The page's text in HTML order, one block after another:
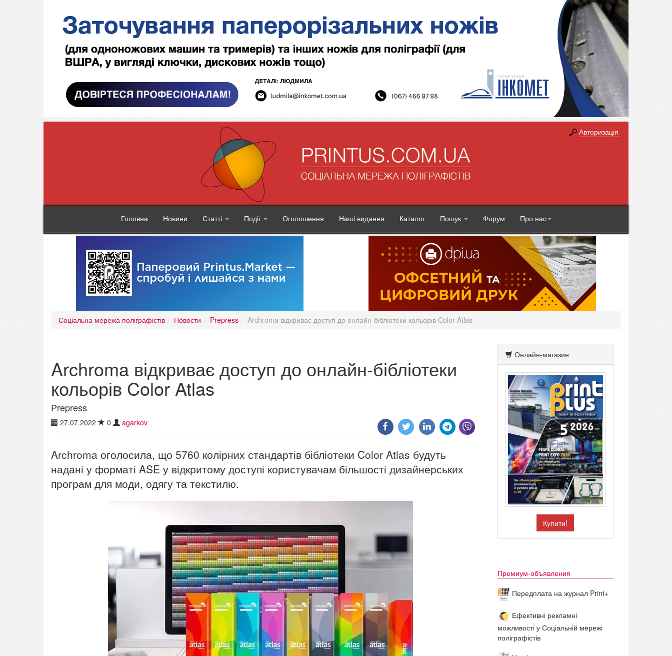
Авторизація
Головна Новини Статті Події Оголошення Наші видання Каталог Пошук Форум Про нас
Соціальна мережа поліграфістів Новости Prepress Archroma відкриває доступ до онлайн-бібліотеки кольорів Color Atlas
Archroma відкриває доступ до онлайн-бібліотеки
кольорів Color Atlas
Prepress
27.07.2022 0 agarkov
Archroma оголосила, що 5760 колірних стандартів бібліотеки Color Atlas будуть
надані у форматі ASE у відкритому доступі користувачам більшості дизайнерських
програм для моди, одягу та текстилю.
Онлайн-магазин
Купити!
Премиум-объявления
Передплата на журнал Print+
Ефективні рекламні
можливості у Соціальній мережі
поліграфістів